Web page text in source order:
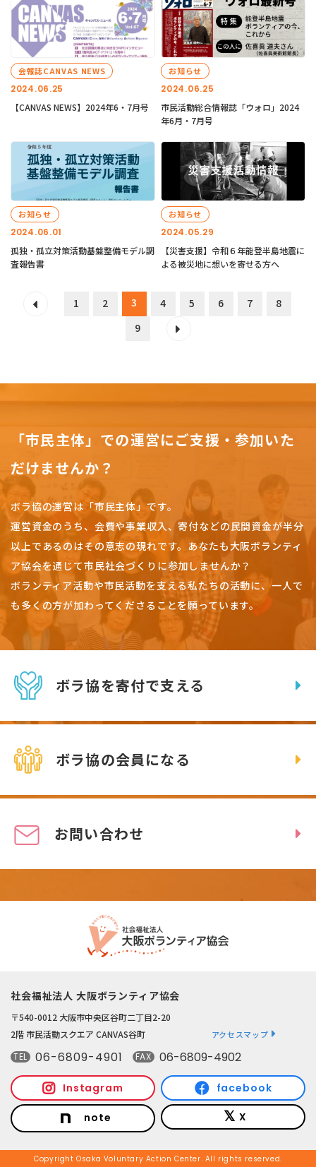
2024.06.25
会報誌CANVAS NEWS
【CANVAS NEWS】2024年6・7月号
2024.06.25
お知らせ
市民活動総合情報誌「ウォロ」2024
年6月・7月号
2024.06.01
お知らせ
孤独・孤立対策活動基盤整備モデル調
査報告書
2024.05.29
お知らせ
【災害支援】令和６年能登半島地震に
よる被災地に想いを寄せる方へ
1 2 3 4 5 6 7
8
9
「市民主体」での運営にご支援・参加いた
だけませんか？
ボラ協の運営は「市民主体」です。
運営資金のうち、会費や事業収入、寄付などの民間資金が半分
以上であるのはその意志の現れです。 あなたも大阪ボランティ
ア協会を通じて市民社会づくりに参加しませんか？
ボランティア活動や市民活動を支える私たちの活動に、一人で
も多くの方が加わってくださることを願っています。
ボラ協を寄付で支える
ボラ協の会員になる
お問い合わせ
社会福祉法人 大阪ボランティア協会
〒540-0012 大阪市中央区谷町二丁目2-20
2階 市民活動スクエア CANVAS谷町
アクセスマップ
TEL 06-6809-4901 FAX 06-6809-4902
Instagram facebook
note X
Copyright Osaka Voluntary Action Center. All rights reserved.